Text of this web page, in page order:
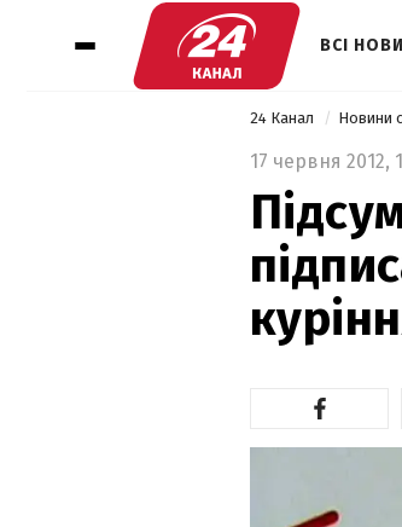
ВСІ
24 Канал Новини
17 червня 2012,